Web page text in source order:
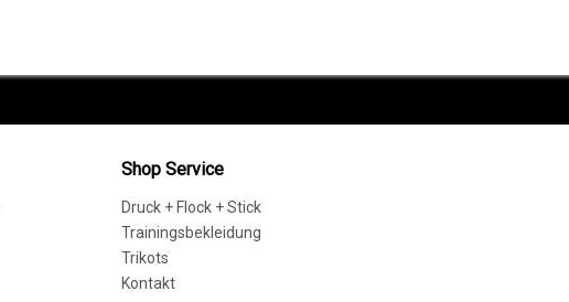
Shop Service
Druck + Flock + Stick
Trainingsbekleidung
Trikots
Kontakt